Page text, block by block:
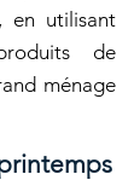
en utilisant
de
ménage